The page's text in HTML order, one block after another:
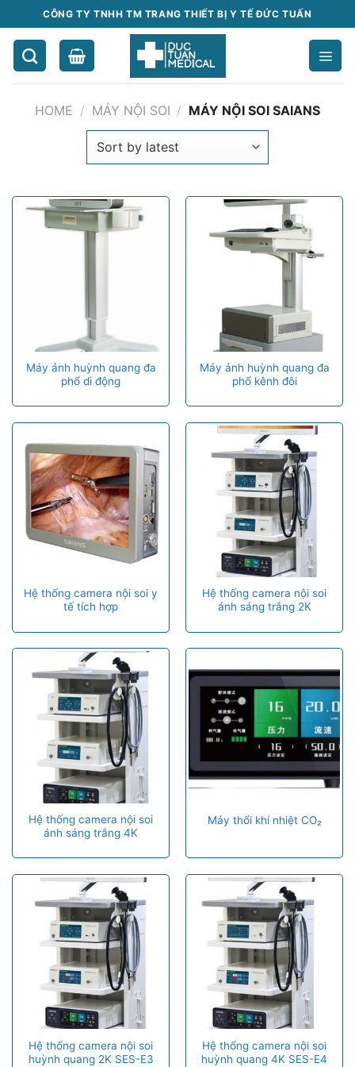
Chuyển
đến
dung
CÔNG TY TNHH TM TRANG THIẾT BỊ Y TẾ ĐỨC TUẤN
HOME / MÁY NỘI SOI / MÁY NỘI SOI SAIANS
Máy ảnh huỳnh quang đa
phổ di động
Máy ảnh huỳnh quang đa
phổ kênh đôi
Hệ thống camera nội soi y
tế tích hợp
Hệ thống camera nội soi
ánh sáng trắng 2K
Hệ thống camera nội soi
ánh sáng trắng 4K
Máy thổi khí nhiệt CO₂
Hệ thống camera nội soi
huỳnh quang 2K SES-E3
Hệ thống camera nội soi
huỳnh quang 4K SES-E4